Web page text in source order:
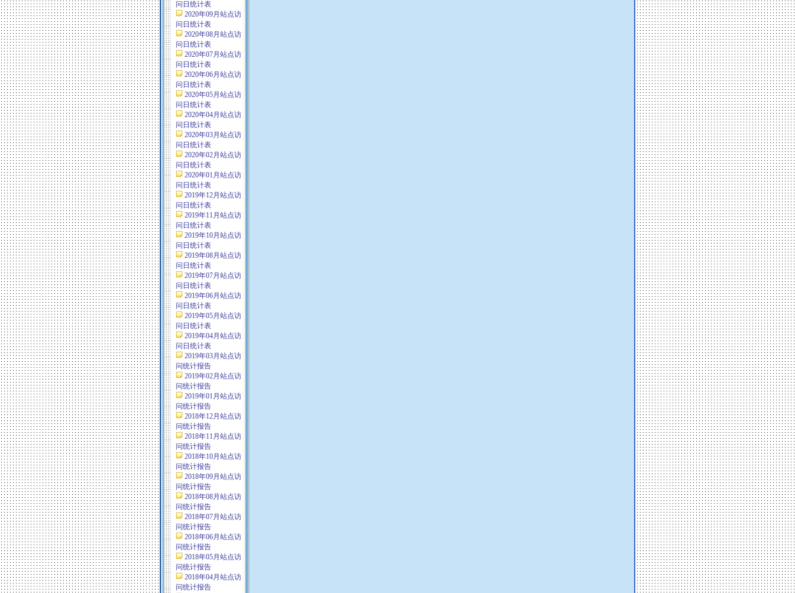
问日统计表
2020年09月站点访
问日统计表
2020年08月站点访
问日统计表
2020年07月站点访
问日统计表
2020年06月站点访
问日统计表
2020年05月站点访
问日统计表
2020年04月站点访
问日统计表
2020年03月站点访
问日统计表
2020年02月站点访
问日统计表
2020年01月站点访
问日统计表
2019年12月站点访
问日统计表
2019年11月站点访
问日统计表
2019年10月站点访
问日统计表
2019年08月站点访
问日统计表
2019年07月站点访
问日统计表
2019年06月站点访
问日统计表
2019年05月站点访
问日统计表
2019年04月站点访
问日统计表
2019年03月站点访
问统计报告
2019年02月站点访
问统计报告
2019年01月站点访
问统计报告
2018年12月站点访
问统计报告
2018年11月站点访
问统计报告
2018年10月站点访
问统计报告
2018年09月站点访
问统计报告
2018年08月站点访
问统计报告
2018年07月站点访
问统计报告
2018年06月站点访
问统计报告
2018年05月站点访
问统计报告
2018年04月站点访
问统计报告